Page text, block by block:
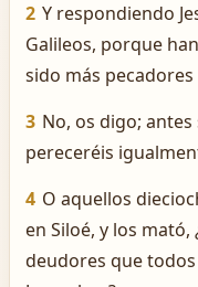
2 Y respondiendo
Galileos, porque
sido más
3 No, os digo;
pereceréis
4 O aquellos
en Siloé, y los
deudores que